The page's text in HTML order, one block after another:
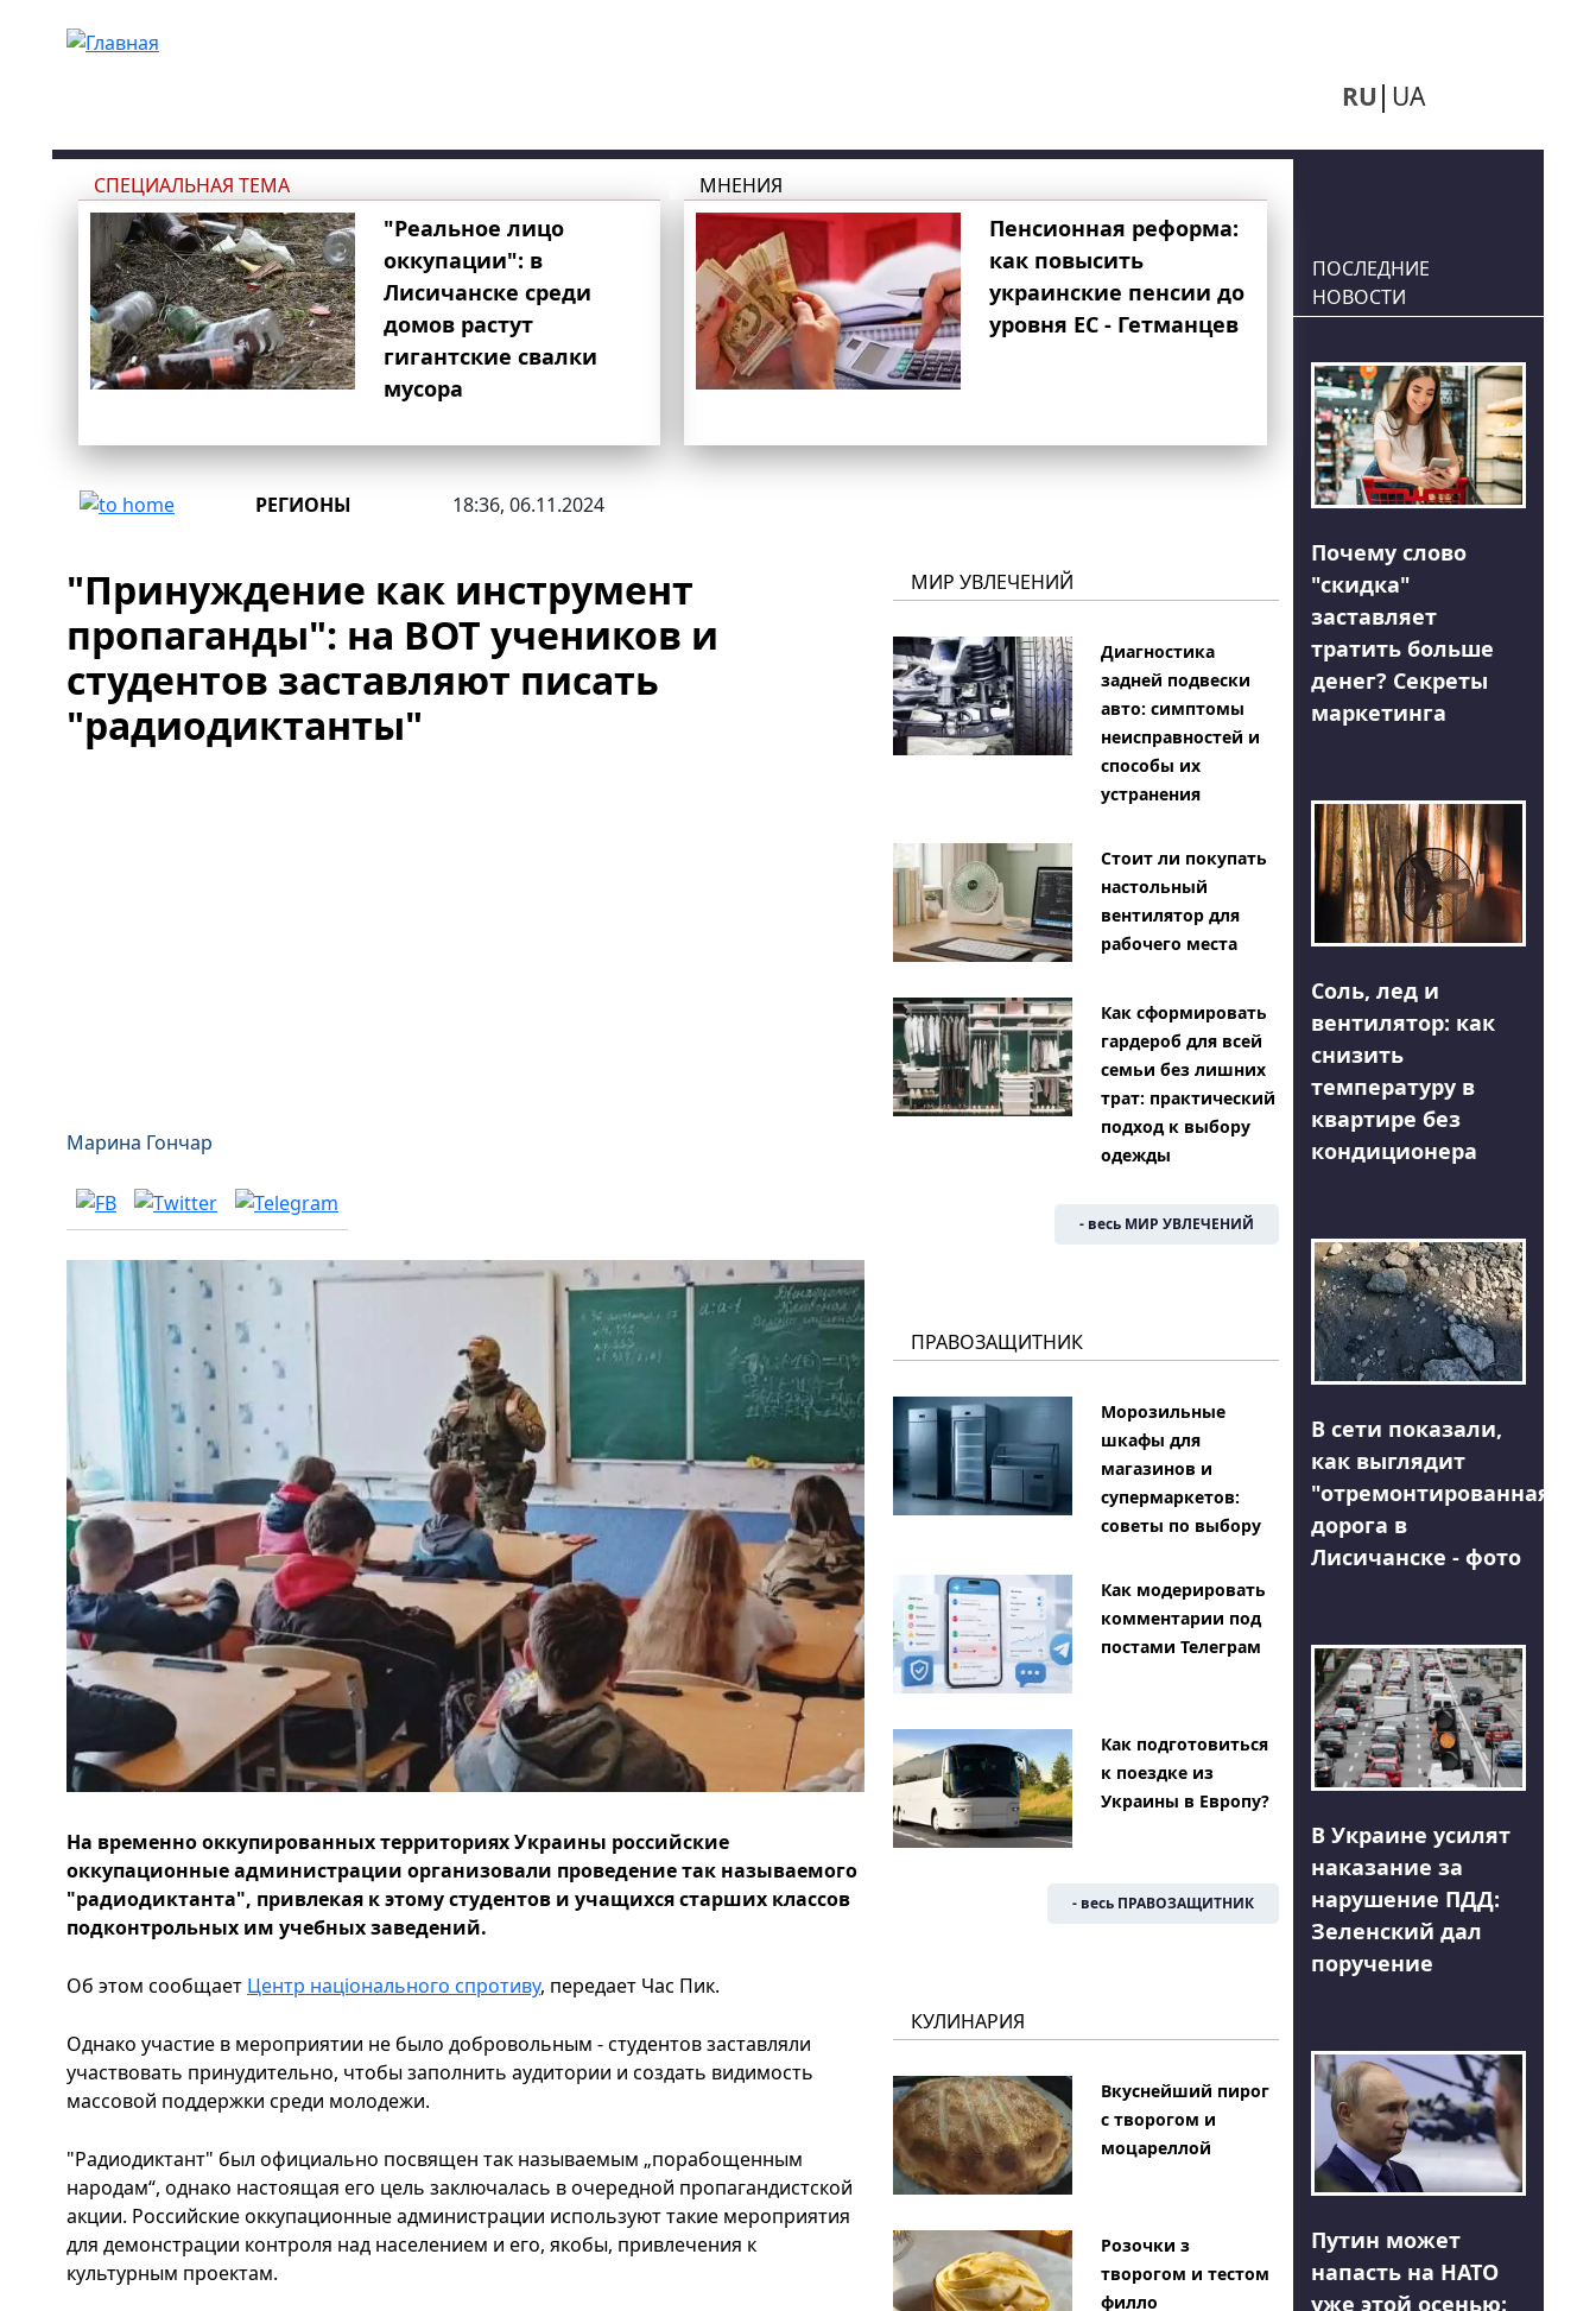
RU UA
СПЕЦИАЛЬНАЯ ТЕМА
"Реальное лицо
оккупации": в
Лисичанске среди
домов растут
гигантские свалки
мусора
МНЕНИЯ
Пенсионная реформа:
как повысить
украинские пенсии до
уровня ЕС - Гетманцев
РЕГИОНЫ 18:36, 06.11.2024
"Принуждение как инструмент
пропаганды": на ВОТ учеников и
студентов заставляют писать
"радиодиктанты"
Марина Гончар
На временно оккупированных территориях Украины российские
оккупационные администрации организовали проведение так называемого
"радиодиктанта", привлекая к этому студентов и учащихся старших классов
подконтрольных им учебных заведений.
Об этом сообщает Центр національного спротиву, передает Час Пик.
Однако участие в мероприятии не было добровольным - студентов заставляли
участвовать принудительно, чтобы заполнить аудитории и создать видимость
массовой поддержки среди молодежи.
"Радиодиктант" был официально посвящен так называемым „порабощенным
народам“, однако настоящая его цель заключалась в очередной пропагандистской
акции. Российские оккупационные администрации используют такие мероприятия
для демонстрации контроля над населением и его, якобы, привлечения к
культурным проектам.
МИР УВЛЕЧЕНИЙ
Диагностика
задней подвески
авто: симптомы
неисправностей и
способы их
устранения
Стоит ли покупать
настольный
вентилятор для
рабочего места
Как сформировать
гардероб для всей
семьи без лишних
трат: практический
подход к выбору
одежды
- весь МИР УВЛЕЧЕНИЙ
ПРАВОЗАЩИТНИК
Морозильные
шкафы для
магазинов и
супермаркетов:
советы по выбору
Как модерировать
комментарии под
постами Телеграм
Как подготовиться
к поездке из
Украины в Европу?
- весь ПРАВОЗАЩИТНИК
КУЛИНАРИЯ
Вкуснейший пирог
с творогом и
моцареллой
Розочки з
творогом и тестом
филло
ПОСЛЕДНИЕ
НОВОСТИ
Почему слово
"скидка"
заставляет
тратить больше
денег? Секреты
маркетинга
Соль, лед и
вентилятор: как
снизить
температуру в
квартире без
кондиционера
В сети показали,
как выглядит
"отремонтированная"
дорога в
Лисичанске - фото
В Украине усилят
наказание за
нарушение ПДД:
Зеленский дал
поручение
Путин может
напасть на НАТО
уже этой осенью: